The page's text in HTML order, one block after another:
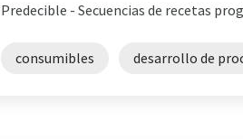
Predecible - Secuencias de recetas
consumibles desarrollo de